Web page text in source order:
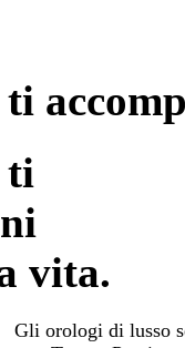
ti
ti
vita.
Gli orologi di lusso